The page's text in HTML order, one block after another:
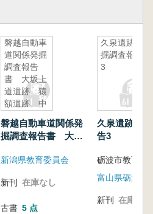
磐越自動車
道関係発掘
調査報告
書 大坂上
道遺跡 猿
額遺跡 中
ノ沢遺跡
磐越自動車道関係発
掘調査報告書 大坂
跡 中棚遺跡 牧ノ
新潟県教育委員会
新刊 在庫なし
古書 5 点
久泉遺跡発
掘調査報告
3
久泉遺跡発
告3
新刊 在庫なし